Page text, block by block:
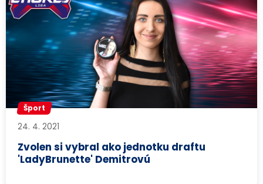
Šport
24. 4. 2021
Zvolen si vybral ako jednotku draftu
'LadyBrunette' Demitrovú